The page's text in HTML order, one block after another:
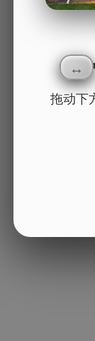
拖动下